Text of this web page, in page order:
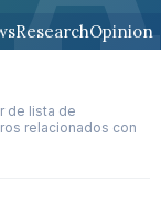
ResearchOpinion
de lista de
relacionados con